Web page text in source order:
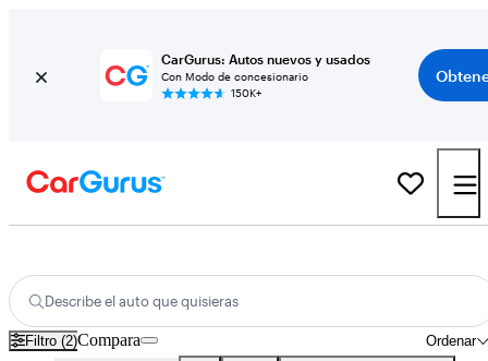
CarGurus: Autos nuevos y usados
Con Modo de concesionario
150K+
Describe el auto que quisieras
Filtro (2) Ordenar
Compara